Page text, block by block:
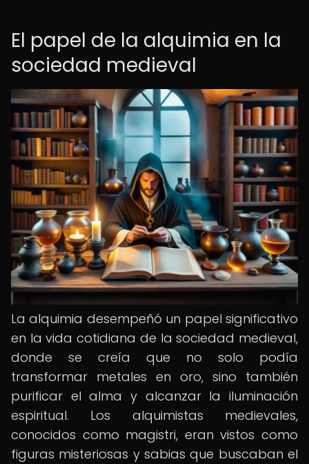
El papel de la alquimia en la
sociedad medieval
La alquimia desempeñó un papel significativo
en la vida cotidiana de la sociedad medieval,
donde se creía que no solo podía
transformar metales en oro, sino también
purificar el alma y alcanzar la iluminación
espiritual. Los alquimistas medievales,
conocidos como magistri, eran vistos como
figuras misteriosas y sabias que buscaban el